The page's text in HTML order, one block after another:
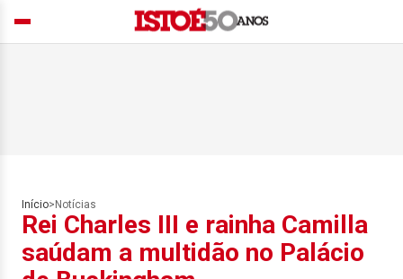
Início> Notícias
Rei Charles III e rainha Camilla
saúdam a multidão no Palácio